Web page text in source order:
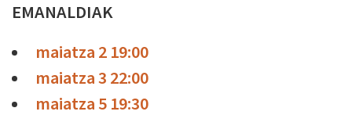
EMANALDIAK
maiatza 2 19:00
maiatza 3 22:00
maiatza 5 19:30